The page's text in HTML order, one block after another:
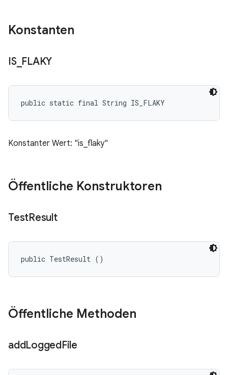
Konstanten
IS_ FLAKY
public static final String IS_FLAKY
Konstanter Wert: "is_flaky"
Öffentliche Konstruktoren
TestResult
public TestResult ()
Öffentliche Methoden
addLoggedFile